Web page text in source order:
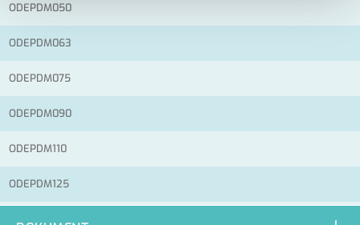
ODEPDM050
ODEPDM063
ODEPDM075
ODEPDM090
ODEPDM110
ODEPDM125